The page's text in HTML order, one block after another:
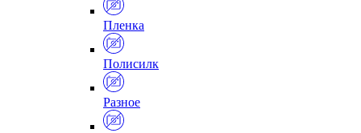
Пленка
Полисилк
Разное